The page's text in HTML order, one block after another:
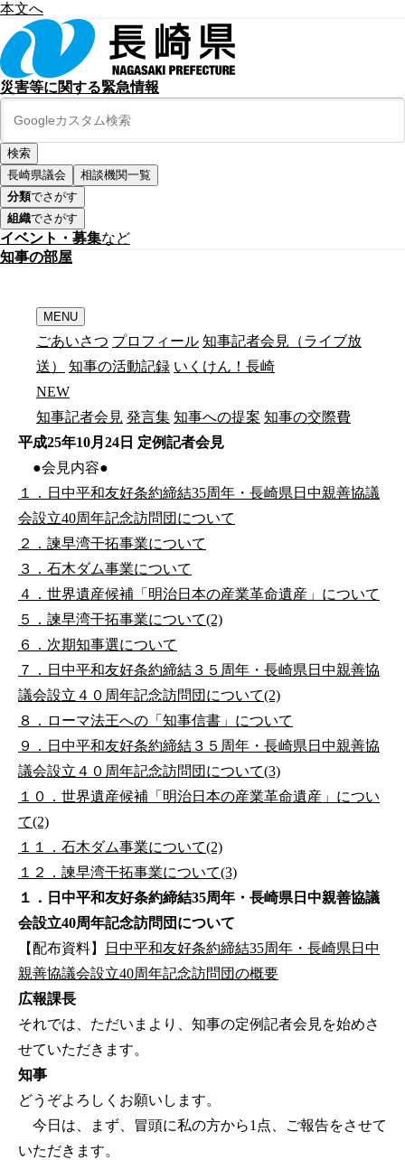
本文へ
災害等に関する緊急情報
長崎県議会
相談機関一覧
分類でさがす
組織でさがす
イベント・募集など
知事の部屋
MENU
ごあいさつ プロフィール 知事記者会見（ライブ放
送）
知事の活動記録 いくけん！長崎
NEW
知事記者会見 発言集 知事への提案 知事の交際費
平成25年10月24日 定例記者会見
●会見内容●
１．日中平和友好条約締結35周年・長崎県日中親善協議
会設立40周年記念訪問団について
２．諫早湾干拓事業について
３．石木ダム事業について
４．世界遺産候補「明治日本の産業革命遺産」について
５．諫早湾干拓事業について(2)
６．次期知事選について
７．日中平和友好条約締結３５周年・長崎県日中親善協
議会設立４０周年記念訪問団について(2)
８．ローマ法王への「知事信書」について
９．日中平和友好条約締結３５周年・長崎県日中親善協
議会設立４０周年記念訪問団について(3)
１０．世界遺産候補「明治日本の産業革命遺産」につい
て(2)
１１．石木ダム事業について(2)
１２．諫早湾干拓事業について(3)
１．日中平和友好条約締結35周年・長崎県日中親善協議
会設立40周年記念訪問団について
【配布資料】
日中平和友好条約締結35周年・長崎県日中
親善協議会設立40周年記念訪問団の概要
広報課長
それでは、ただいまより、知事の定例記者会見を始めさ
せていただきます。
知事
どうぞよろしくお願いします。
今日は、まず、冒頭に私の方から1点、ご報告をさせて
いただきます。